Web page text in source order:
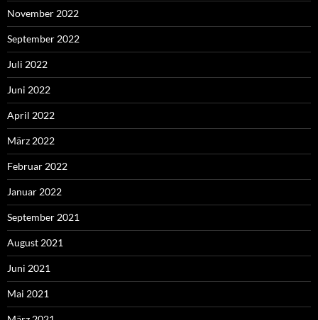
November 2022
September 2022
Juli 2022
Juni 2022
April 2022
März 2022
Februar 2022
Januar 2022
September 2021
August 2021
Juni 2021
Mai 2021